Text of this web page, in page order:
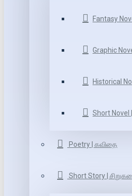
Fantasy
Graphic
Historical
Short Novel
Poetry | கவிதை
Short Story |